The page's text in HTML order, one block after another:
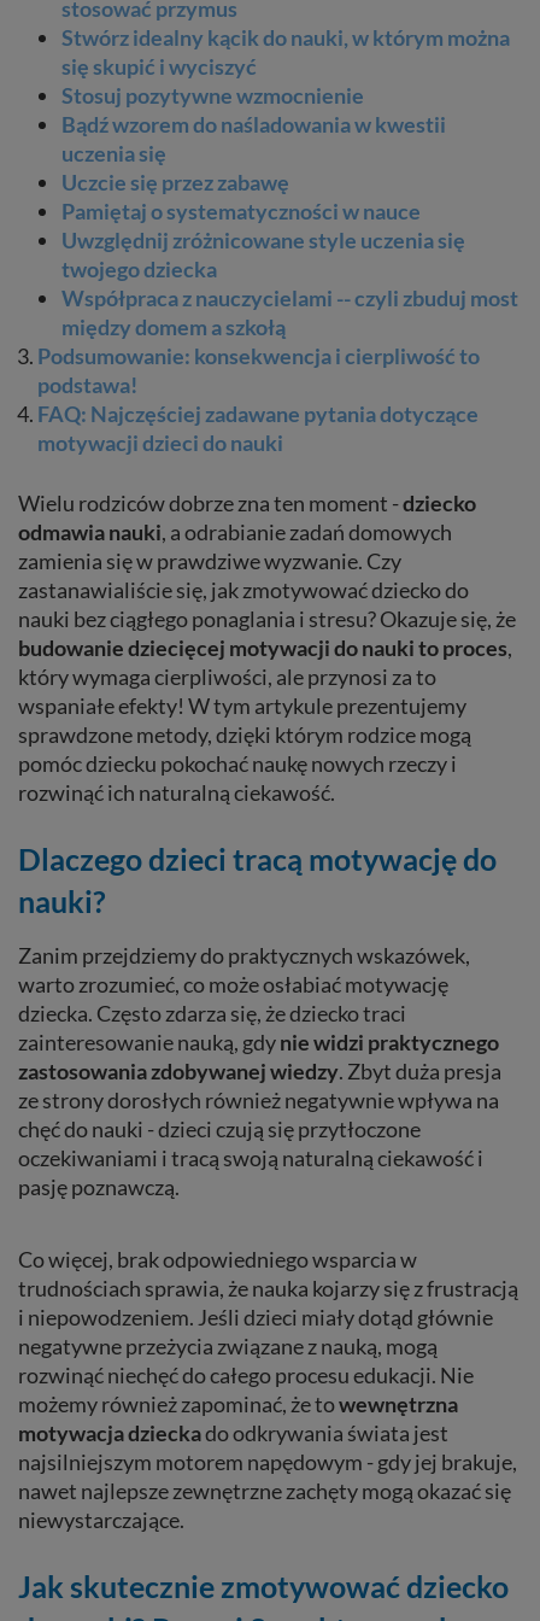
stosować przymus
Stwórz idealny kącik do nauki, w którym można
się skupić i wyciszyć
Stosuj pozytywne wzmocnienie
Bądź wzorem do naśladowania w kwestii
uczenia się
Uczcie się przez zabawę
Pamiętaj o systematyczności w nauce
Uwzględnij zróżnicowane style uczenia się
twojego dziecka
Współpraca z nauczycielami -- czyli zbuduj most
między domem a szkołą
Podsumowanie: konsekwencja i cierpliwość to
podstawa!
FAQ: Najczęściej zadawane pytania dotyczące
motywacji dzieci do nauki
Wielu rodziców dobrze zna ten moment -dziecko
odmawia nauki, a odrabianie zadań domowych
zamienia się w prawdziwe wyzwanie. Czy
zastanawialiście się, jak zmotywować dziecko do
nauki bez ciągłego ponaglania i stresu? Okazuje się, że
budowanie dziecięcej motywacji do nauki to proces,
który wymaga cierpliwości, ale przynosi za to
wspaniałe efekty! W tym artykule prezentujemy
sprawdzone metody, dzięki którym rodzice mogą
pomóc dziecku pokochać naukę nowych rzeczy i
rozwinąć ich naturalną ciekawość.
Dlaczego dzieci tracą motywację do
nauki?
Zanim przejdziemy do praktycznych wskazówek,
warto zrozumieć, co może osłabiać motywację
dziecka. Często zdarza się, że dziecko traci
zainteresowanie nauką, gdynie widzi praktycznego
zastosowania zdobywanej wiedzy. Zbyt duża presja
ze strony dorosłych również negatywnie wpływa na
chęć do nauki - dzieci czują się przytłoczone
oczekiwaniami i tracą swoją naturalną ciekawość i
pasję poznawczą.
Co więcej, brak odpowiedniego wsparcia w
trudnościach sprawia, że nauka kojarzy się z frustracją
i niepowodzeniem. Jeśli dzieci miały dotąd głównie
negatywne przeżycia związane z nauką, mogą
rozwinąć niechęć do całego procesu edukacji. Nie
możemy również zapominać, że towewnętrzna
motywacja dzieckado odkrywania świata jest
najsilniejszym motorem napędowym - gdy jej brakuje,
nawet najlepsze zewnętrzne zachęty mogą okazać się
niewystarczające.
Jak skutecznie zmotywować dziecko